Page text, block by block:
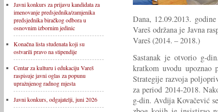
Javni konkurs za prijavu kandidata za
imenovanje predsjednika/zamjenika
predsjednika biračkog odbora u
osnovnim izbornim jedinic
Konačna lista studenata koji su
ostvarili pravo na stipendije
Centar za kulturu i edukaciju Vareš
raspisuje javni oglas za popunu
upražnjenog radnog mjesta
Javni konkurs, odgajatelji, juni 2026
Dana, 12.09.2013.
Vareš održana je Javna
Vareš (2014. – 2018.)
Sastanak je otvorio g-
kratkom uvodu
Strategije razvoja
za period 2014-2018.
g-din. Avdija Kovačević